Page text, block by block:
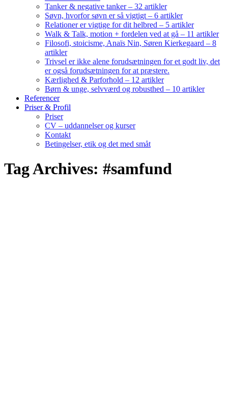
Tanker & negative tanker – 32 artikler
Søvn, hvorfor søvn er så vigtigt – 6 artikler
Relationer er vigtige for dit helbred – 5 artikler
Walk & Talk, motion + fordelen ved at gå – 11 artikler
Filosofi, stoicisme, Anaïs Nin, Søren Kierkegaard – 8
artikler
Trivsel er ikke alene forudsætningen for et godt liv, det
er også forudsætningen for at præstere.
Kærlighed & Parforhold – 12 artikler
Børn & unge, selvværd og robusthed – 10 artikler
Referencer
Priser & Profil
Priser
CV – uddannelser og kurser
Kontakt
Betingelser, etik og det med småt
Tag Archives: #samfund